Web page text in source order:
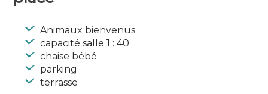
Langues parlées : Anglais
Animaux bienvenus
capacité salle 1 : 40
chaise bébé
parking
terrasse